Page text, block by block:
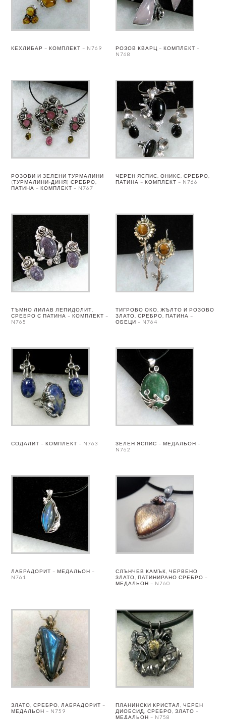
КЕХЛИБАР – КОМПЛЕКТ – N769
РОЗОВ КВАРЦ – КОМПЛЕКТ –
N768
РОЗОВИ И ЗЕЛЕНИ ТУРМАЛИНИ
(ТУРМАЛИНИ-ДИНЯ) СРЕБРО,
ПАТИНА – КОМПЛЕКТ – N767
ЧЕРЕН ЯСПИС, ОНИКС, СРЕБРО,
ПАТИНА – КОМПЛЕКТ – N766
ТЪМНО ЛИЛАВ ЛЕПИДОЛИТ,
СРЕБРО С ПАТИНА – КОМПЛЕКТ –
N765
ТИГРОВО ОКО, ЖЪЛТО И РОЗОВО
ЗЛАТО, СРЕБРО, ПАТИНА –
ОБЕЦИ – N764
СОДАЛИТ – КОМПЛЕКТ – N763
ЗЕЛЕН ЯСПИС – МЕДАЛЬОН –
N762
ЛАБРАДОРИТ – МЕДАЛЬОН –
N761
СЛЪНЧЕВ КАМЪК, ЧЕРВЕНО
ЗЛАТО, ПАТИНИРАНО СРЕБРО –
МЕДАЛЬОН – N760
ЗЛАТО, СРЕБРО, ЛАБРАДОРИТ –
МЕДАЛЬОН – N759
ПЛАНИНСКИ КРИСТАЛ, ЧЕРЕН
ДИОБСИД, СРЕБРО, ЗЛАТО –
МЕДАЛЬОН – N758